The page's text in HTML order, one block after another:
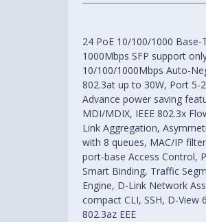
24 PoE 10/100/1000
1000Mbps SFP support
10/100/1000Mbps Auto-
802.3at up to 30W, Port 5-
Advance power saving
MDI/MDIX, IEEE 802.3x
Link Aggregation,
with 8 queues, MAC/IP
port-base Access Control,
Smart Binding, Traffic
Engine, D-Link Network
compact CLI, SSH, D-View
802.3az EEE